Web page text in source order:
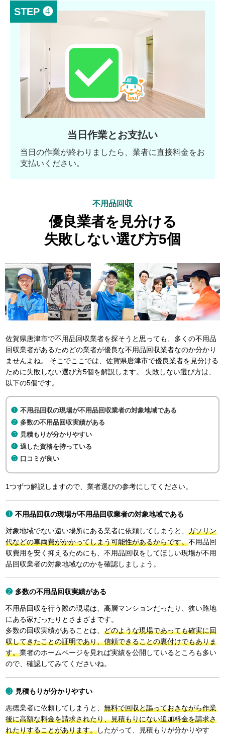
STEP ❹
当日作業とお支払い
当日の作業が終わりましたら、業者に直接料金をお
支払いください。
不用品回収
優良業者を見分ける
失敗しない選び方5個
佐賀県唐津市で不用品回収業者を探そうと思っても、多くの不用品
回収業者があるためどの業者が優良な不用品回収業者なのか分かり
ませんよね。 そこでここでは、佐賀県唐津市で優良業者を見分ける
ために失敗しない選び方5個を解説します。 失敗しない選び方は、
以下の5個です。
不用品回収の現場が不用品回収業者の対象地域である
多数の不用品回収実績がある
見積もりが分かりやすい
適した資格を持っている
口コミが良い
1つずつ解説しますので、業者選びの参考にしてください。
不用品回収の現場が不用品回収業者の対象地域である
対象地域でない遠い場所にある業者に依頼してしまうと、ガソリン
代などの車両費がかかってしまう可能性があるからです。不用品回
収費用を安く抑えるためにも、不用品回収をしてほしい現場が不用
品回収業者の対象地域なのかを確認しましょう。
多数の不用品回収実績がある
不用品回収を行う際の現場は、高層マンションだったり、狭い路地
にある家だったりとさまざまです。
多数の回収実績があることは、どのような現場であっても確実に回
収してきたことの証明であり、信頼できることの裏付けでもありま
す。業者のホームページを見れば実績を公開しているところも多い
ので、確認してみてくださいね。
見積もりが分かりやすい
悪徳業者に依頼してしまうと、無料で回収と謳っておきながら作業
後に高額な料金を請求されたり、見積もりにない追加料金を請求さ
れたりすることがあります。したがって、見積もりが分かりやす